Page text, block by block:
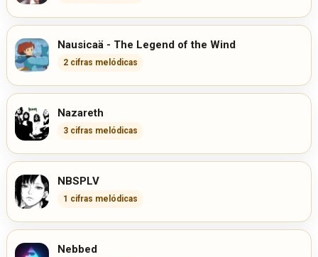
Nausicaä - The Legend of the Wind
2 cifras melódicas
Nazareth
3 cifras melódicas
NBSPLV
1 cifras melódicas
Nebbed